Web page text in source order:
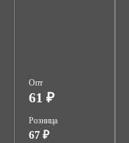
Опт
61 ₽
Розница
67 ₽